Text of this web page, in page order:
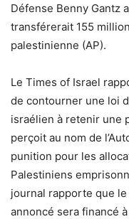
Défense Benny Gantz
transférerait 155
palestinienne (AP).
Le Times of Israel
de contourner une loi
israélien à retenir une
perçoit au nom de
punition pour les
Palestiniens
journal rapporte que
annoncé sera financé